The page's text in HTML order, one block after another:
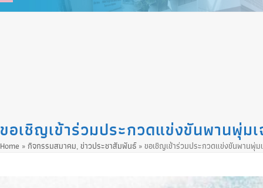
Skip
ขอเชิญเข้าร่วมประกวดแข่งขันพานพุ่ม
Home »กิจกรรมสมาคม,ข่าวประชาสัมพันธ์»ขอเชิญเข้าร่วมประกวดแข่งขันพานพุ่ม